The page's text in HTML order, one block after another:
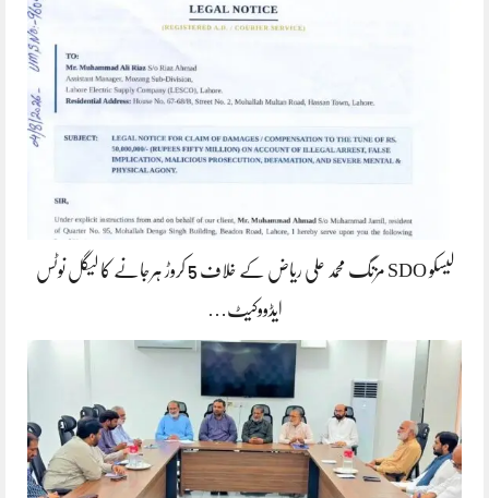
لیسکو SDO مزنگ محمد علی ریاض کے خلاف 5 کروڑ ہرجانے کا لیگل نوٹس
ایڈووکیٹ…